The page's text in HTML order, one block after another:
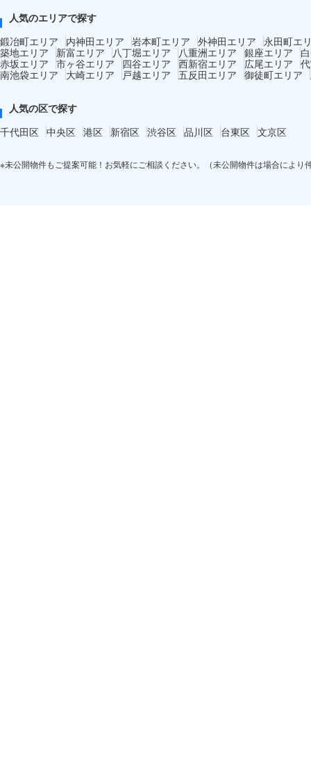
人気のエリアで探す
鍛冶町エリア
内神田エリア 岩本町エリア 外神田エリア
永田町エ
築地エリア
新富エリア 八丁堀エリア 八重洲エリア 銀座エリア
赤坂エリア 市ヶ谷エリア 四谷エリア 西新宿エリア 広尾エリア
南池袋エリア
大崎エリア 戸越エリア 五反田エリア 御徒町エリア
人気の区で探す
千代田区 中央区 港区 新宿区 渋谷区 品川区 台東区 文京区
※未公開物件もご提案可能！お気軽にご相談ください。（未公開物件は場合により